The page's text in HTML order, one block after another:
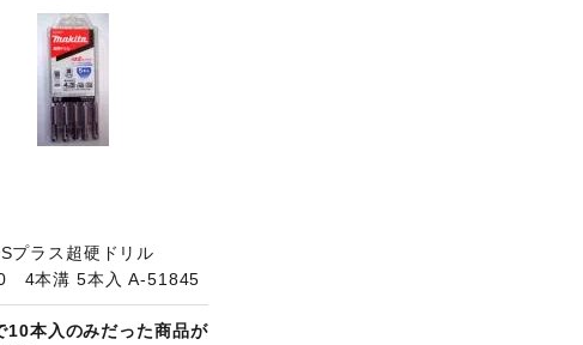
プラス超硬ドリル
4本溝 5本入 A-51845
10本入のみだった商品が